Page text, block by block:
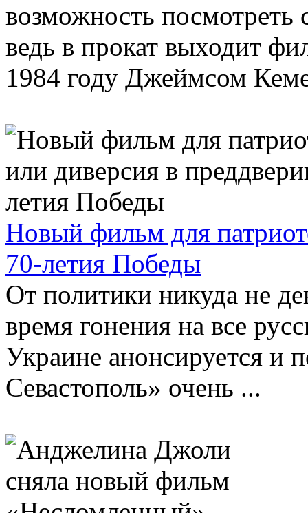
возможность посмотреть
ведь в прокат выходит
1984 году Джеймсом
Новый фильм для
70-летия Победы
От политики никуда не
время гонения на все
Украине анонсируется и
Севастополь» очень ...